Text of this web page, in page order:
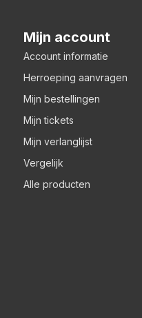
Mijn account
Account informatie
Herroeping aanvragen
Mijn bestellingen
Mijn tickets
Mijn verlanglijst
Vergelijk
Alle producten